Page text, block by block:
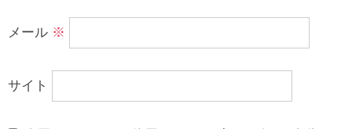
メール ※
サイト